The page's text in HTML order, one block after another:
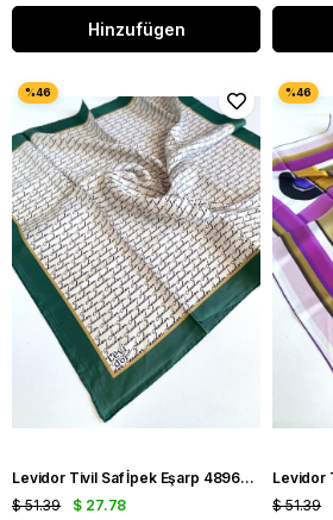
Hinzufügen
Levidor Tivil Saf İpek Eşarp 48960 Yeşil Karışık Desen
$ 27.78
$ 51.39 $ 51.39